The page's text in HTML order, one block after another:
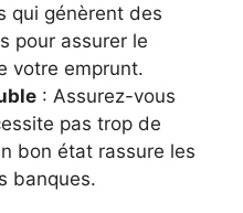
qui génèrent des
pour assurer le
votre emprunt.
: Assurez-vous
pas trop de
bon état rassure les
banques.